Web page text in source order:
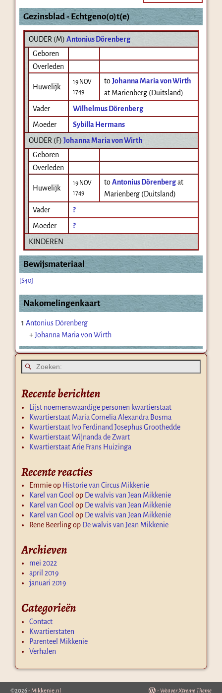
Gezinsblad - Echtgeno(o)t(e)
OUDER (M) Antonius Dörenberg
Geboren
Overleden
Huwelijk
19 NOV
1749
toJohanna Maria von Wirth
at Marienberg (Duitsland)
Vader
Wilhelmus Dörenberg
Moeder
Sybilla Hermans
OUDER (F) Johanna Maria von Wirth
Geboren
Overleden
Huwelijk
19 NOV
1749
toAntonius Dörenberg at
Marienberg (Duitsland)
Vader
?
Moeder
?
KINDEREN
Bewijsmateriaal
[S40]
Nakomelingenkaart
1 Antonius Dörenberg
+Johanna Maria von Wirth
Recente berichten
Lijst noemenswaardige personen kwartierstaat
Kwartierstaat Maria Cornelia Alexandra Bosma
Kwartierstaat Ivo Ferdinand Josephus Groothedde
Kwartierstaat Wijnanda de Zwart
Kwartierstaat Arie Frans Huizinga
Recente reacties
Emmieop Historie van Circus Mikkenie
Karel van Gool op De walvis van Jean Mikkenie
Karel van Gool op De walvis van Jean Mikkenie
Karel van Gool op De walvis van Jean Mikkenie
Rene Beerlingop De walvis van Jean Mikkenie
Archieven
mei 2022
april 2019
januari 2019
Categorieën
Contact
Kwartierstaten
Parenteel Mikkenie
Verhalen
©2026 -Mikkenie.nl - Weaver Xtreme Theme